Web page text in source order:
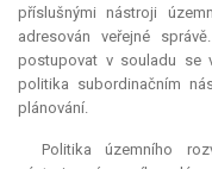
příslušnými nástroji
adresován veřejné
postupovat v souladu se
politika subordinačním
plánování.
Politika územního